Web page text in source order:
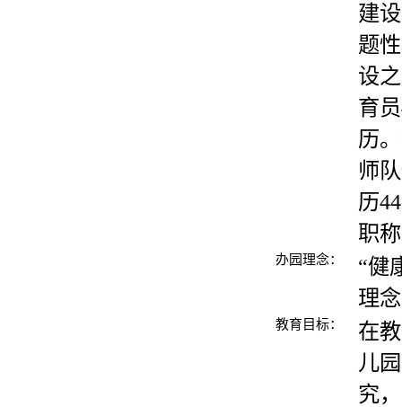
建
题
设
育
历
师
历
职
办园理念：
“健
理念
教育目标：
在
儿
究